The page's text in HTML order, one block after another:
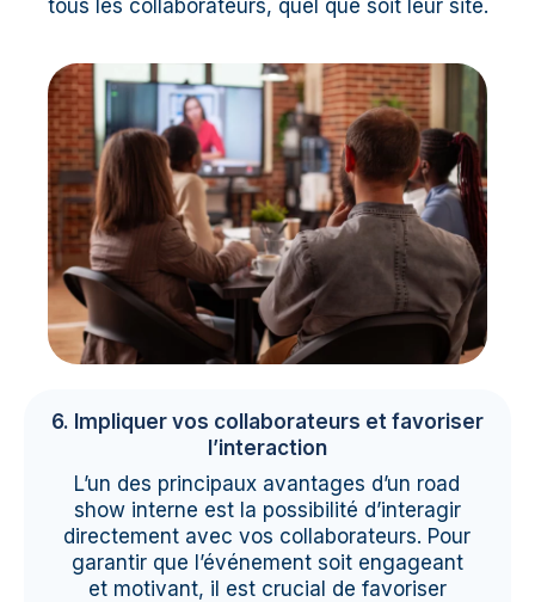
tous les collaborateurs, quel que soit leur site.
6. Impliquer vos collaborateurs et favoriser
l’interaction
L’un des principaux avantages d’un road
show interne est la possibilité d’interagir
directement avec vos collaborateurs. Pour
garantir que l’événement soit engageant
et motivant, il est crucial de favoriser